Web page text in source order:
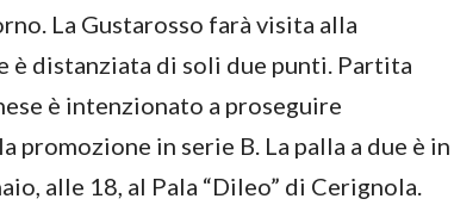
La Gustarosso farà visita alla
è distanziata di soli due punti. Partita
è intenzionato a proseguire
promozione in serie B. La palla a due è in
alle 18, al Pala “Dileo” di Cerignola.